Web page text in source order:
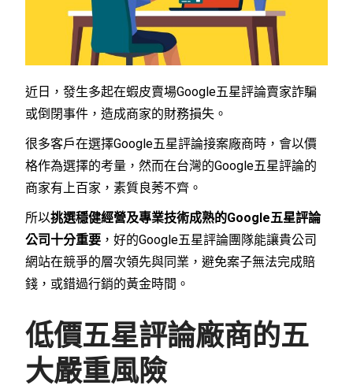
近日，發生多起在蝦皮賣場Google五星評論賣家詐騙
或倒閉事件，造成商家的財務損失。
很多客戶在選擇Google五星評論接案廠商時，會以價
格作為選擇的考量，然而在台灣的Google五星評論的
商家有上百家，素質良莠不齊。
所以挑選穩健經營及專業技術成熟的Google五星評論
公司十分重要 ，好的Google五星評論團隊能讓貴公司
網站在競爭的層次領先與同業，避免案子無法完成賠
錢，或錯過行銷的黃金時間。
低價五星評論廠商的五
大嚴重風險